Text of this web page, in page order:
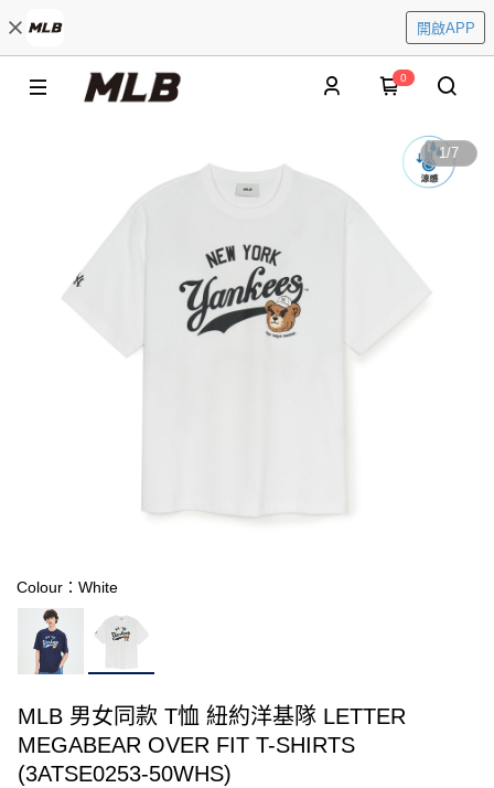
開啟APP
0
1/7
Colour：White
MLB 男女同款 T恤 紐約洋基隊 LETTER
MEGABEAR OVER FIT T-SHIRTS
(3ATSE0253-50WHS)